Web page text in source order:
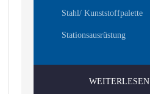
Stahl/ Kunststoffpalette
Stationsausrüstung
WEITERLESEN